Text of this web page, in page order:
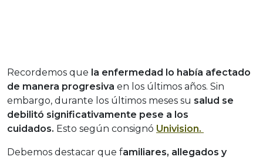
Recordemos que la enfermedad lo había afectado
de manera progresiva en los últimos años. Sin
embargo, durante los últimos meses su salud se
debilitó significativamente pese a los
cuidados. Esto según consignó Univision.
Debemos destacar que familiares, allegados y